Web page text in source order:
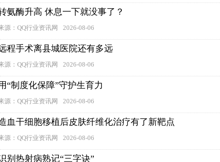
氨酶升高 休息一下就没事了？
源：QQ行业资讯网 2026-08-06
程手术离县城医院还有多远
源：QQ行业资讯网 2026-08-06
“制度化保障”守护生育力
源：QQ行业资讯网 2026-08-06
血干细胞移植后皮肤纤维化治疗有了新靶点
源：QQ行业资讯网 2026-08-06
别热射病熟记“三字诀”